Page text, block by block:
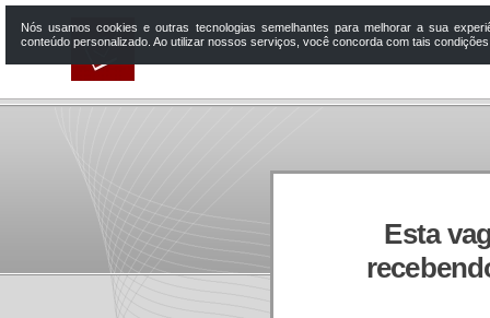
Esta
Nós usamos cookies e outras tecnologias semelhantes para melhorar a sua
conteúdo personalizado. Ao utilizar nossos serviços, você concorda com tais